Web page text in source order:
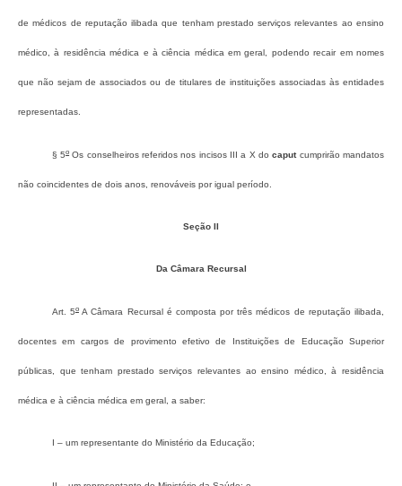
de médicos de reputação ilibada que tenham prestado serviços relevantes ao ensino
médico, à residência médica e à ciência médica em geral, podendo recair em nomes
que não sejam de associados ou de titulares de instituições associadas às entidades
representadas.
§ 5o Os conselheiros referidos nos incisos III a X docaputcumprirão mandatos
não coincidentes de dois anos, renováveis por igual período.
Seção II
Da Câmara Recursal
Art. 5oA Câmara Recursal é composta por três médicos de reputação ilibada,
docentes em cargos de provimento efetivo de Instituições de Educação Superior
públicas, que tenham prestado serviços relevantes ao ensino médico, à residência
médica e à ciência médica em geral, a saber:
I – um representante do Ministério da Educação;